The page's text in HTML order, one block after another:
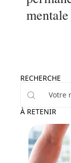
mentale
RECHERCHE
À RETENIR